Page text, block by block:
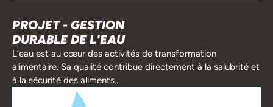
PROJET - GESTION
DURABLE DE L'EAU
L’eau est au cœur des activités de transformation
alimentaire. Sa qualité contribue directement à la salubrité et
à la sécurité des aliments..